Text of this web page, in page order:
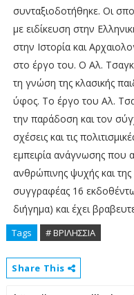
συνταξιοδοτήθηκε. Οι
με ειδίκευση στην
στην Ιστορία και
στο έργο του. Ο Αλ.
τη γνώση της κλασικής
ύφος. Το έργο του Αλ.
την παράδοση και τον
σχέσεις και τις
εμπειρία ανάγνωσης που
ανθρώπινης ψυχής και της
συγγραφέας 16
διήγημα) και έχει
Tags # ΒΡΙΛΗΣΣΙΑ
Share This